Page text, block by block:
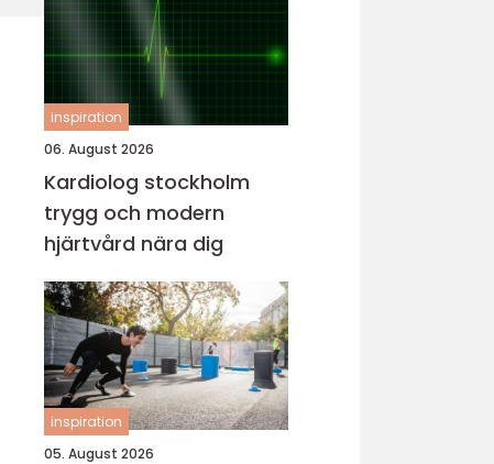
inspiration
06. August 2026
Kardiolog stockholm
trygg och modern
hjärtvård nära dig
inspiration
05. August 2026